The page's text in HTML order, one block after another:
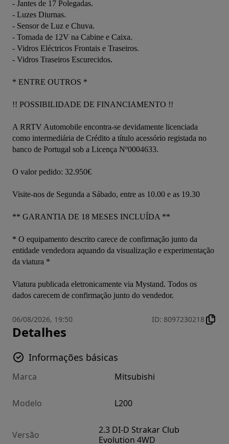
- Jantes de 17 Polegadas.
- Luzes Diurnas.
- Sensor de Luz e Chuva.
- Tomada de 12V na Cabine e Caixa.
- Vidros Eléctricos Frontais e Traseiros.
- Vidros Traseiros Escurecidos.
* ENTRE OUTROS *
!! POSSIBILIDADE DE FINANCIAMENTO !!
A RRTV Automobile encontra-se devidamente licenciada
como intermediária de Crédito a título acessório registada no
banco de Portugal sob a Licença Nº0004633.
O valor pedido: 32.950€
Visite-nos de Segunda a Sábado, entre as 10.00 e as 19.30
** GARANTIA DE 18 MESES INCLUÍDA **
* O equipamento descrito carece de confirmação junto da
entidade vendedora aquando da visualização e experimentação
da viatura *
Viatura publicada eletronicamente via Mystand. Todos os
dados carecem de confirmação junto do vendedor.
06/08/2026, 19:50 ID: 8097230218
Detalhes
Informações básicas
Marca Mitsubishi
Modelo L200
Versão
2.3 DI-D Strakar Club
Evolution 4WD